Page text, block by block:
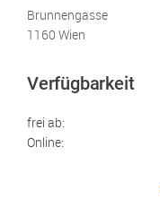
Brunnengasse
1160 Wien
Verfügbarkeit
frei ab:
Online: